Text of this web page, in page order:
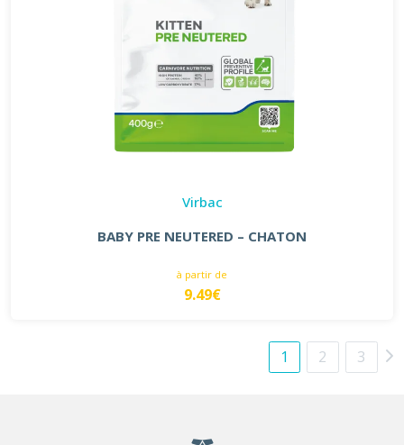
Virbac
BABY PRE NEUTERED – CHATON
à partir de
9.49€
1 2 3